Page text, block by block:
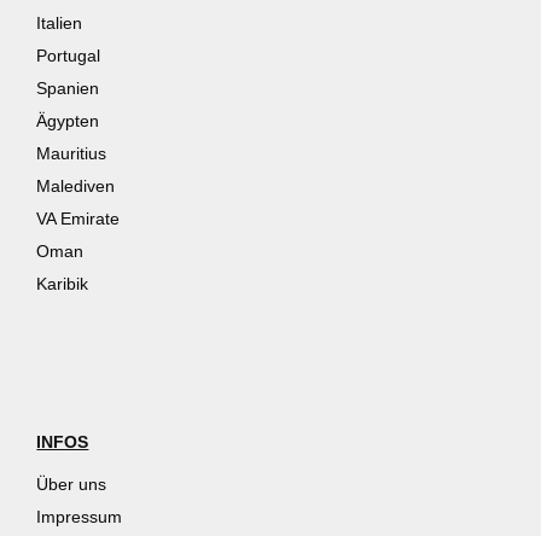
Italien
Portugal
Spanien
Ägypten
Mauritius
Malediven
VA Emirate
Oman
Karibik
INFOS
Über uns
Impressum